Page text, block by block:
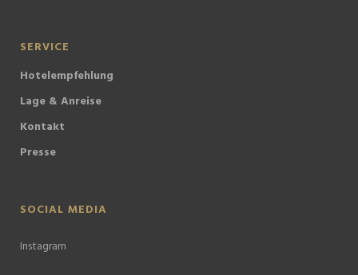
SERVICE
Hotelempfehlung
Lage & Anreise
Kontakt
Presse
SOCIAL MEDIA
Instagram